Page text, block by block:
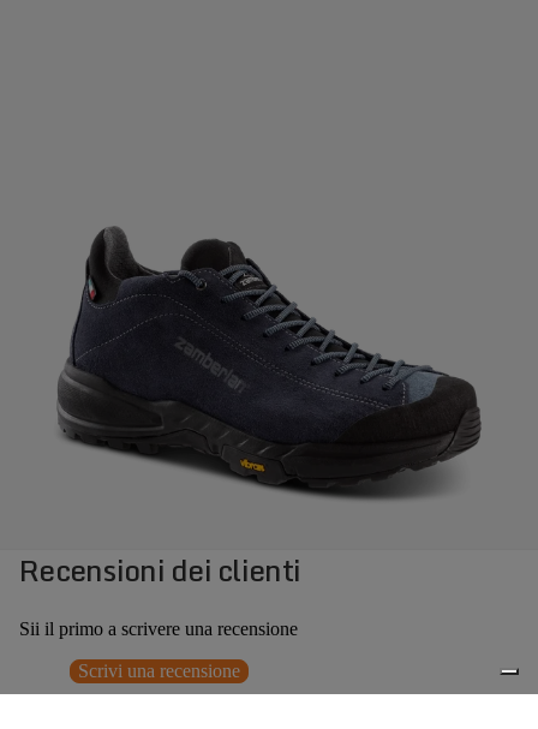
Recensioni dei clienti
Sii il primo a scrivere una recensione
Scrivi una recensione